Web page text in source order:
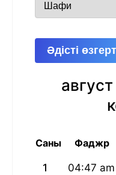
Әдісті
Саны Фаджр
1 04:47 am